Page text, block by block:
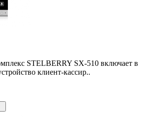
STELBERRY SX-510 включает в
клиент-кассир..